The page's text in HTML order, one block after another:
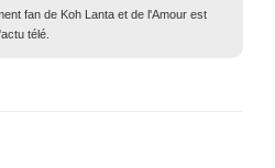
fan de Koh Lanta et de l'Amour est
télé.